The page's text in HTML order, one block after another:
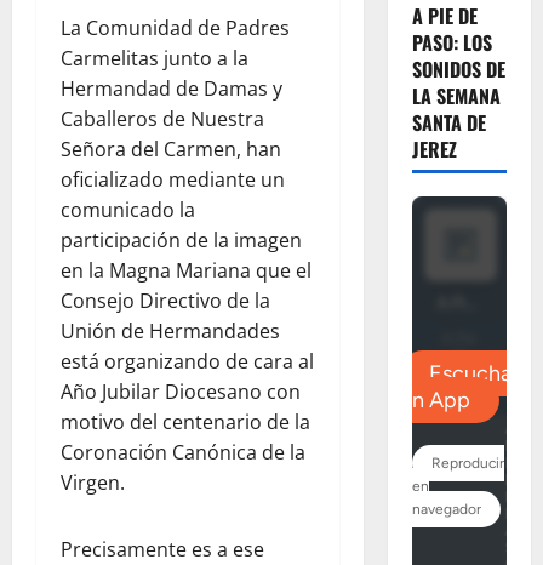
La Comunidad de Padres
Carmelitas junto a la
Hermandad de Damas y
Caballeros de Nuestra
Señora del Carmen, han
oficializado mediante un
comunicado la
participación de la imagen
en la Magna Mariana que el
Consejo Directivo de la
Unión de Hermandades
está organizando de cara al
Año Jubilar Diocesano con
motivo del centenario de la
Coronación Canónica de la
Virgen.
Precisamente es a ese
A PIE DE
PASO: LOS
SONIDOS DE
LA SEMANA
SANTA DE
JEREZ